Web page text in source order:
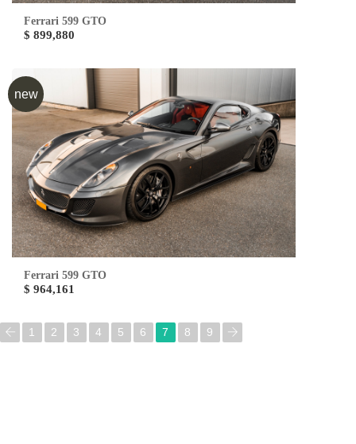
Ferrari 599 GTO
$ 899,880
new
Ferrari 599 GTO
$ 964,161
1 2 3 4 5 6 7 8 9